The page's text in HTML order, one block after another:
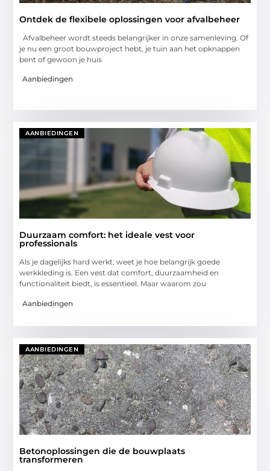
Ontdek de flexibele oplossingen voor afvalbeheer
Afvalbeheer wordt steeds belangrijker in onze samenleving. Of
je nu een groot bouwproject hebt, je tuin aan het opknappen
bent of gewoon je huis
Aanbiedingen
AANBIEDINGEN
Duurzaam comfort: het ideale vest voor
professionals
Als je dagelijks hard werkt, weet je hoe belangrijk goede
werkkleding is. Een vest dat comfort, duurzaamheid en
functionaliteit biedt, is essentieel. Maar waarom zou
Aanbiedingen
AANBIEDINGEN
Betonoplossingen die de bouwplaats
transformeren